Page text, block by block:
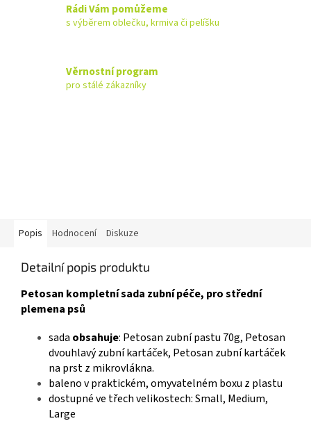
Rádi Vám pomůžeme
s výběrem oblečku, krmiva či pelíšku
Věrnostní program
pro stálé zákazníky
Popis Hodnocení Diskuze
Detailní popis produktu
Petosan kompletní sada zubní péče, pro střední
plemena psů
sada obsahuje: Petosan zubní pastu 70g, Petosan
dvouhlavý zubní kartáček, Petosan zubní kartáček
na prst z mikrovlákna.
baleno v praktickém, omyvatelném boxu z plastu
dostupné ve třech velikostech: Small, Medium,
Large